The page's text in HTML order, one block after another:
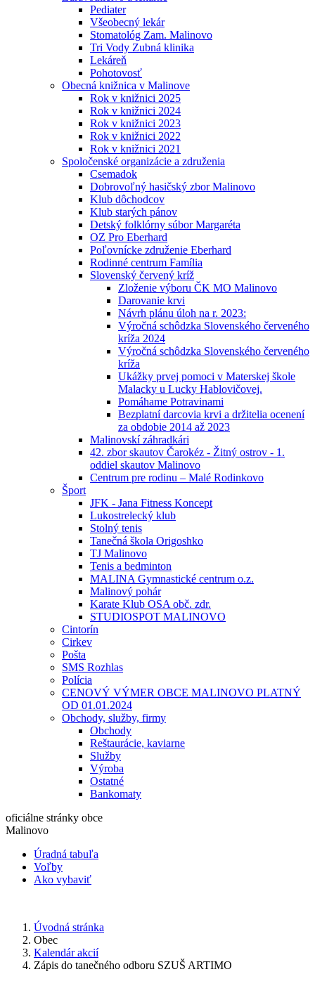
Pediater
Všeobecný lekár
Stomatológ Zam. Malinovo
Tri Vody Zubná klinika
Lekáreň
Pohotovosť
Obecná knižnica v Malinove
Rok v knižnici 2025
Rok v knižnici 2024
Rok v knižnici 2023
Rok v knižnici 2022
Rok v knižnici 2021
Spoločenské organizácie a združenia
Csemadok
Dobrovoľný hasičský zbor Malinovo
Klub dôchodcov
Klub starých pánov
Detský folklórny súbor Margaréta
OZ Pro Eberhard
Poľovnícke združenie Eberhard
Rodinné centrum Família
Slovenský červený kríž
Zloženie výboru ČK MO Malinovo
Darovanie krvi
Návrh plánu úloh na r. 2023:
Výročná schôdzka Slovenského červeného
kríža 2024
Výročná schôdzka Slovenského červeného
kríža
Ukážky prvej pomoci v Materskej škole
Malacky u Lucky Hablovičovej.
Pomáhame Potravinami
Bezplatní darcovia krvi a držitelia ocenení
za obdobie 2014 až 2023
Malinovskí záhradkári
42. zbor skautov Čarokéz - Žitný ostrov - 1.
oddiel skautov Malinovo
Centrum pre rodinu – Malé Rodinkovo
Šport
JFK - Jana Fitness Koncept
Lukostrelecký klub
Stolný tenis
Tanečná škola Origoshko
TJ Malinovo
Tenis a bedminton
MALINA Gymnastické centrum o.z.
Malinový pohár
Karate Klub OSA obč. zdr.
STUDIOSPOT MALINOVO
Cintorín
Cirkev
Pošta
SMS Rozhlas
Polícia
CENOVÝ VÝMER OBCE MALINOVO PLATNÝ
OD 01.01.2024
Obchody, služby, firmy
Obchody
Reštaurácie, kaviarne
Služby
Výroba
Ostatné
Bankomaty
oficiálne stránky obce
Malinovo
Úradná tabuľa
Voľby
Ako vybaviť
Úvodná stránka
Obec
Kalendár akcií
Zápis do tanečného odboru SZUŠ ARTIMO